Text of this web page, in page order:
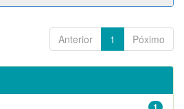
Anterior 1 Póximo